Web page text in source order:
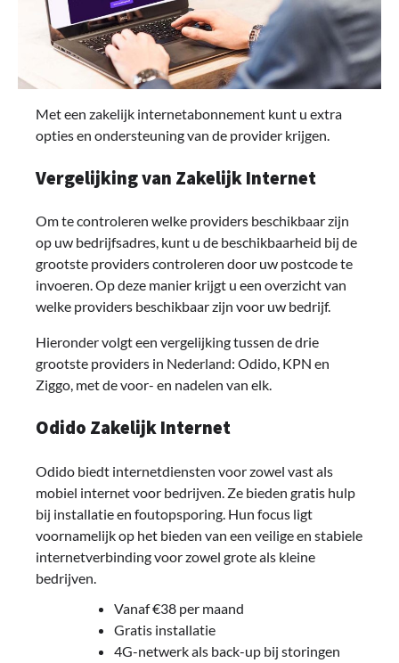
Met een zakelijk internetabonnement kunt u extra
opties en ondersteuning van de provider krijgen.
Vergelijking van Zakelijk Internet
Om te controleren welke providers beschikbaar zijn
op uw bedrijfsadres, kunt u de beschikbaarheid bij de
grootste providers controleren door uw postcode te
invoeren. Op deze manier krijgt u een overzicht van
welke providers beschikbaar zijn voor uw bedrijf.
Hieronder volgt een vergelijking tussen de drie
grootste providers in Nederland: Odido, KPN en
Ziggo, met de voor- en nadelen van elk.
Odido Zakelijk Internet
Odido biedt internetdiensten voor zowel vast als
mobiel internet voor bedrijven. Ze bieden gratis hulp
bij installatie en foutopsporing. Hun focus ligt
voornamelijk op het bieden van een veilige en stabiele
internetverbinding voor zowel grote als kleine
bedrijven.
Vanaf €38 per maand
Gratis installatie
4G-netwerk als back-up bij storingen